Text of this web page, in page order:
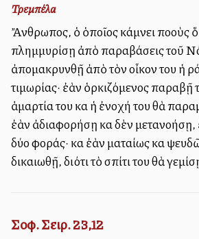
Τρεμπέλα
Ἄνθρωπος, ὁ ὁποῖος κάμνει πολλοὺς
πλημμυρίσῃ ἀπὸ παραβάσεις τοῦ
ἀπομακρυνθῇ ἀπὸ τὸν οἶκον του ἡ
τιμωρίας· ἐὰν ὁρκιζόμενος παραβῇ
ἁμαρτία του καὶ ἡ ἐνοχή του θὰ
ἐὰν ἀδιαφορήσῃ καὶ δὲν μετανοήσῃ,
δύο φοράς· καὶ ἐὰν ματαίως καὶ
δικαιωθῇ, διότι τὸ σπίτι του θὰ
Σοφ. Σειρ. 23,12